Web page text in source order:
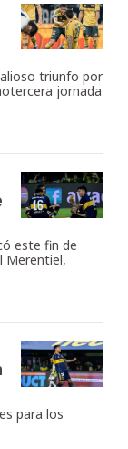
triunfo por
jornada
este fin de
Merentiel,
para los